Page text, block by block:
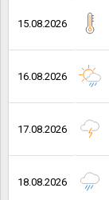
15.08.2026
16.08.2026
17.08.2026
18.08.2026